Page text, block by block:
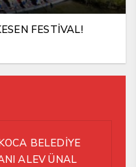
FESTİVAL!
BELEDİYE
ALEV ÜNAL